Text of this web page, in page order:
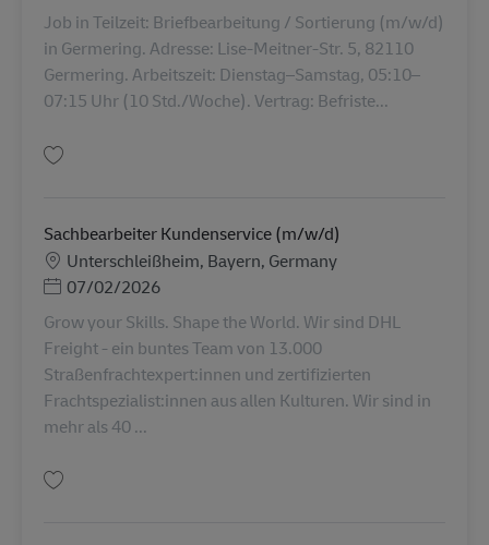
Job in Teilzeit: Briefbearbeitung / Sortierung (m/w/d)
in Germering. Adresse: Lise-Meitner-Str. 5, 82110
Germering. Arbeitszeit: Dienstag–Samstag, 05:10–
07:15 Uhr (10 Std./Woche). Vertrag: Befriste...
Sachbearbeiter Kundenservice (m/w/d)
LokasiUnterschleißheim, Bayern, Germany
Posted Date
07/02/2026
Grow your Skills. Shape the World. Wir sind DHL
Freight - ein buntes Team von 13.000
Straßenfrachtexpert:innen und zertifizierten
Frachtspezialist:innen aus allen Kulturen. Wir sind in
mehr als 40 ...